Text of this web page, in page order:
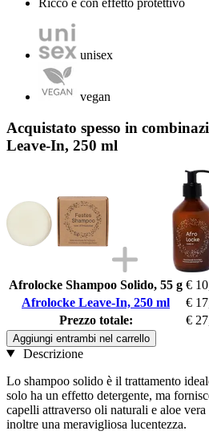
Ricco e con effetto protettivo
unisex
vegan
Acquistato spesso in
Leave-In, 250 ml
Afrolocke Shampoo Solido, 55 g €
Afrolocke Leave-In, 250 ml
€
Prezzo totale:
€
Aggiungi entrambi nel carrello
Descrizione
Lo shampoo solido è il trattamento
solo ha un effetto detergente, ma
capelli attraverso oli naturali e aloe
inoltre una meravigliosa lucentezza.